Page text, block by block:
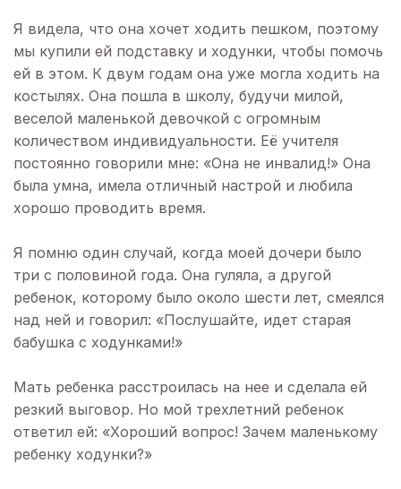
Я видела, что она хочет ходить пешком, поэтому
мы купили ей подставку и ходунки, чтобы помочь
ей в этом. К двум годам она уже могла ходить на
костылях. Она пошла в школу, будучи милой,
веселой маленькой девочкой с огромным
количеством индивидуальности. Её учителя
постоянно говорили мне: «Она не инвалид!» Она
была умна, имела отличный настрой и любила
хорошо проводить время.
Я помню один случай, когда моей дочери было
три с половиной года. Она гуляла, а другой
ребенок, которому было около шести лет, смеялся
над ней и говорил: «Послушайте, идет старая
бабушка с ходунками!»
Мать ребенка расстроилась на нее и сделала ей
резкий выговор. Но мой трехлетний ребенок
ответил ей: «Хороший вопрос! Зачем маленькому
ребенку ходунки?»